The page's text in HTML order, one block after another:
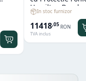
Hamilton Beach
Summit® Edge
In stoc furnizor
11418,05 RON
TVA inclus